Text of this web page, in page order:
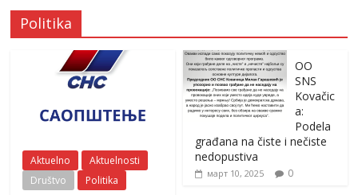
Politika
Aktuelno
Aktuelnosti
Društvo
Politika
OO
SNS
Kovačic
a:
Podela
građana na čiste i nečiste
nedopustiva
март 10, 2025 0